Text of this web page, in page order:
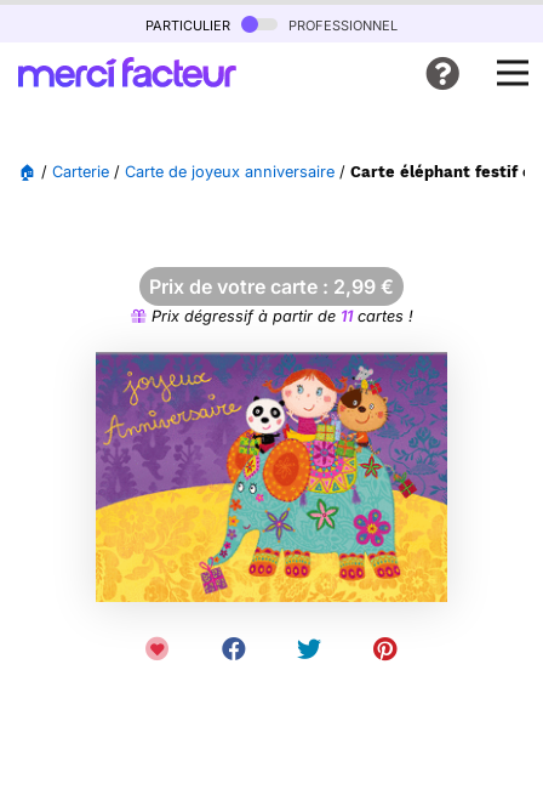
particulier professionnel
🏠 / Carterie / Carte de joyeux anniversaire / Carte éléphant festif et
Prix de votre carte : 2,99 €
Prix dégressif à partir de 11cartes !